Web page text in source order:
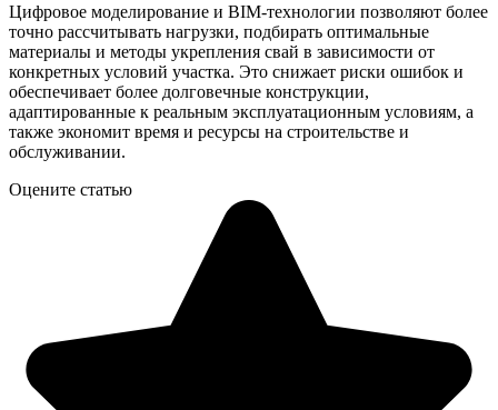
Цифровое моделирование и BIM-технологии позволяют более
точно рассчитывать нагрузки, подбирать оптимальные
материалы и методы укрепления свай в зависимости от
конкретных условий участка. Это снижает риски ошибок и
обеспечивает более долговечные конструкции,
адаптированные к реальным эксплуатационным условиям, а
также экономит время и ресурсы на строительстве и
обслуживании.
Оцените статью